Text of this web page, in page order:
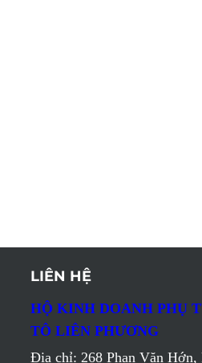
LIÊN HỆ
HỘ KINH DOANH PHỤ
TÔ LIÊN PHƯƠNG
Địa chỉ: 268 Phan Văn Hớn,